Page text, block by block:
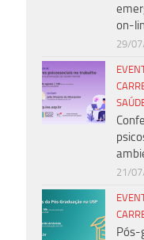
on-
29/
21/
Pós-